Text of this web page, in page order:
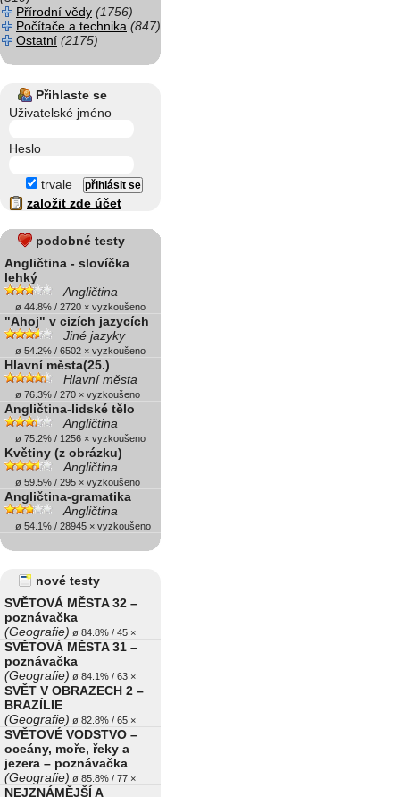
Přírodní vědy (1756)
Počítače a technika (847)
Ostatní (2175)
Přihlaste se
Uživatelské jméno
Heslo
trvale
založit zde účet
podobné testy
Angličtina - slovíčka
lehký
Angličtina
ø 44.8% / 2720 × vyzkoušeno
"Ahoj" v cizích jazycích
Jiné jazyky
ø 54.2% / 6502 × vyzkoušeno
Hlavní města(25.)
Hlavní města
ø 76.3% / 270 × vyzkoušeno
Angličtina-lidské tělo
Angličtina
ø 75.2% / 1256 × vyzkoušeno
Květiny (z obrázku)
Angličtina
ø 59.5% / 295 × vyzkoušeno
Angličtina-gramatika
Angličtina
ø 54.1% / 28945 × vyzkoušeno
nové testy
SVĚTOVÁ MĚSTA 32 –
poznávačka
(Geografie) ø 84.8% / 45 ×
SVĚTOVÁ MĚSTA 31 –
poznávačka
(Geografie) ø 84.1% / 63 ×
SVĚT V OBRAZECH 2 –
BRAZÍLIE
(Geografie) ø 82.8% / 65 ×
SVĚTOVÉ VODSTVO –
oceány, moře, řeky a
jezera – poznávačka
(Geografie) ø 85.8% / 77 ×
NEJZNÁMĚJŠÍ A